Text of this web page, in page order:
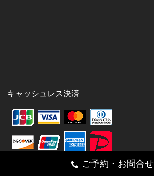
キャッシュレス決済
ご予約・お問合せ